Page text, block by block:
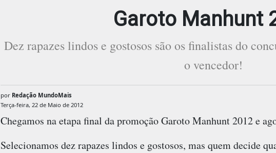
Garoto Manhunt
Dez rapazes lindos e gostosos são os finalistas do
o vencedor!
por Redação MundoMais
Terça-feira, 22 de Maio de 2012
Chegamos na etapa final da promoçãoGaroto Manhunt 2012e
Selecionamos dez rapazes lindos e gostosos, mas quem decide